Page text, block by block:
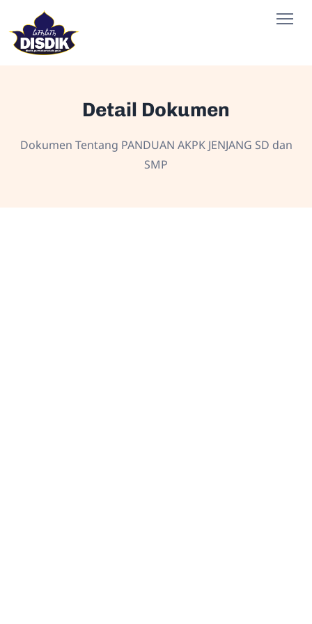
Detail Dokumen
Dokumen Tentang PANDUAN AKPK JENJANG SD dan
SMP